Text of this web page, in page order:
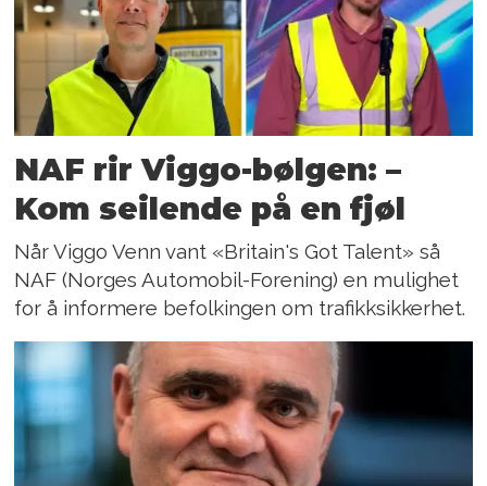
NAF rir Viggo-bølgen: –
Kom seilende på en fjøl
Når Viggo Venn vant «Britain's Got Talent» så
NAF (Norges Automobil-Forening) en mulighet
for å informere befolkingen om trafikksikkerhet.